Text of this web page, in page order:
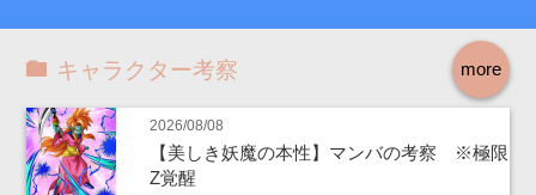
more
キャラクター考察
2026/08/08
【美しき妖魔の本性】マンバの考察 ※極限
Z覚醒